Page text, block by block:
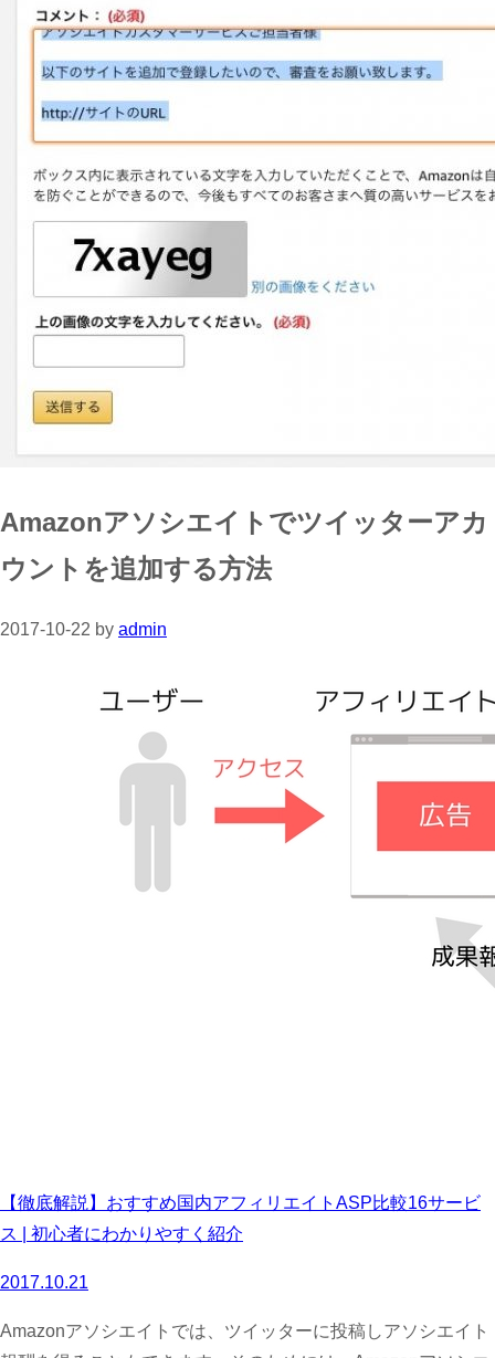
Amazonアソシエイトでツイッターアカ
ウントを追加する方法
2017-10-22 by admin
【徹底解説】おすすめ国内アフィリエイトASP比較16サービ
ス | 初心者にわかりやすく紹介
2017.10.21
Amazonアソシエイトでは、ツイッターに投稿しアソシエイト